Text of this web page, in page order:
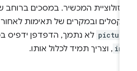
ובמקרים של תאימות לאחור
לא נתמך, הדפדפן ידפיס
, וצריך תמיד לכלול אותו.